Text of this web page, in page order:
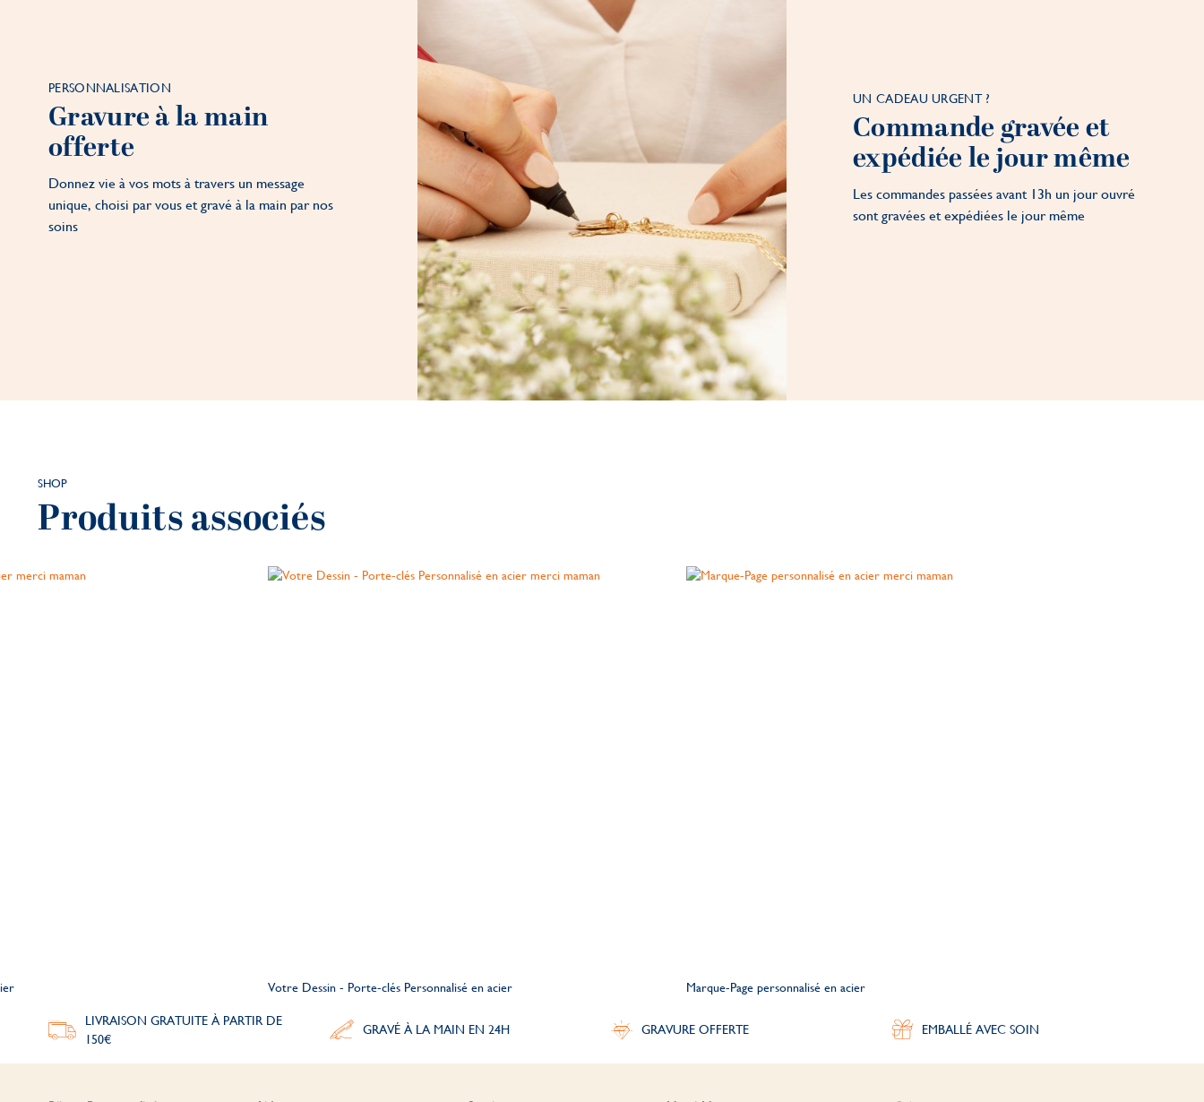
PERSONNALISATION
Gravure à la main
offerte
Donnez vie à vos mots à travers un message
unique, choisi par vous et gravé à la main par nos
soins
UN CADEAU URGENT ?
Commande gravée et
expédiée le jour même
Les commandes passées avant 13h un jour ouvré
sont gravées et expédiées le jour même
SHOP
Produits associés
Votre Dessin - Porte-clés Personnalisé en acier Marque-Page personnalisé en acier
LIVRAISON GRATUITE À PARTIR DE
150€
GRAVÉ À LA MAIN EN 24H GRAVURE OFFERTE EMBALLÉ AVEC SOIN